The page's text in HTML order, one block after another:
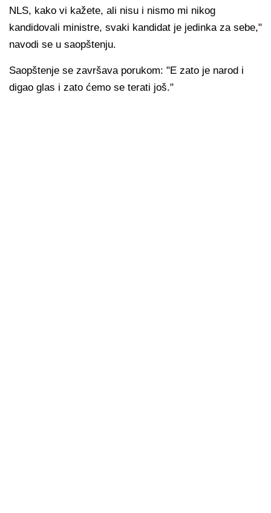
NLS, kako vi kažete, ali nisu i nismo mi nikog
kandidovali ministre, svaki kandidat je jedinka za sebe,"
navodi se u saopštenju.
Saopštenje se završava porukom: "E zato je narod i
digao glas i zato ćemo se terati još."